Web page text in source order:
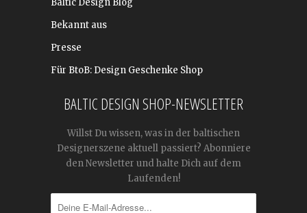
Baltic Design Blog
Bekannt aus
Presse
Für BtoB: Design Geschenke Shop
BALTIC DESIGN SHOP-NEWSLETTER
Willst Du wissen, was in der baltischen
Designerszene aktuell passiert? Abonniere
den Newsletter und halte Dich auf dem
Laufenden!